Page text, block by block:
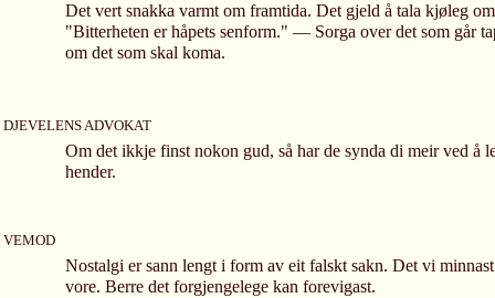
Det vert snakka varmt om framtida. Det gjeld å tala kjøleg
"Bitterheten er håpets senform." — Sorga over det som går
om det som skal koma.
DJEVELENS ADVOKAT
Om det ikkje finst nokon gud, så har de synda di meir ved å
hender.
VEMOD
Nostalgi er sann lengt i form av eit falskt sakn. Det vi
vore. Berre det forgjengelege kan forevigast.